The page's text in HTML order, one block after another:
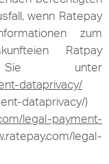
wenn Ratepay
zum
Ratpay
Sie unter
dataprivacy/
dataprivacy/)
legal-payment-
legal-